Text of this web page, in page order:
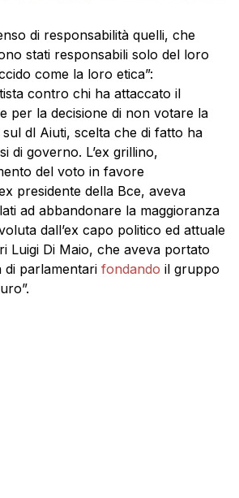
di responsabilità quelli, che
stati responsabili solo del loro
come la loro etica”:
contro chi ha attaccato il
per la decisione di non votare la
dl Aiuti, scelta che di fatto ha
di governo. L’ex grillino,
del voto in favore
presidente della Bce, aveva
ad abbandonare la maggioranza
dall’ex capo politico ed attuale
Luigi Di Maio, che aveva portato
di parlamentari fondando il gruppo